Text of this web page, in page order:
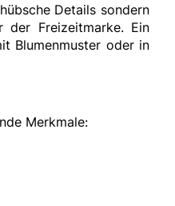
Details sondern
der Freizeitmarke. Ein
Blumenmuster oder in
Merkmale: